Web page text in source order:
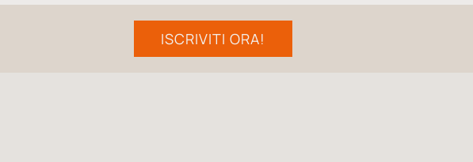
ISCRIVITI ORA!